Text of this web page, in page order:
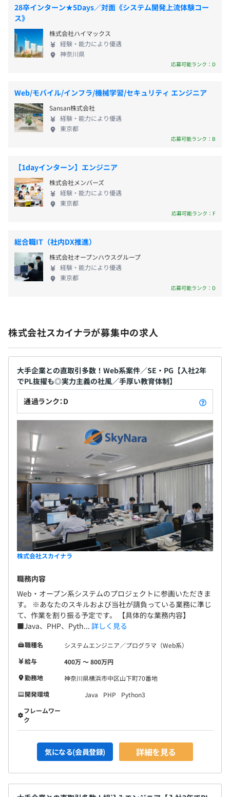
【エンジニアの成長支援制度】
■独自の教育システム
■資格手当
■3カ月間の充実した新人研修
■キャリアステップに応じた技術・管理教育
■成長が伸び悩んでいる中堅層の担当者に再教育を実施
■教育担当部門を設置
∟オンラインで質問等もOK！常に悩んでいる状況をフォ
ローできるよう体制を整えています。
代表やマネジャーによる徹底した現場フォローがあるから
こそ、若手のうちから積極的に挑戦を続けることができま
す。実際に入社1〜2年でPLへ抜擢される例も珍しくあり
ません。年次に関わらず、個人の成果と意欲を正当に評価
実現していただけます。
また、チーム体制でのアサインをはじめ、定期的な面談を
通じてひとりひとりのキャリアに深く寄り添い、悩みや希
望を常に共有し合うことで、現場で孤立させることは決し
【エンジニアファーストな環境】
◆上流工程の案件に挑戦できる
大手企業との直取引案件が多く、Webアプリケーション
開発やクラウド環境のインフラ設計など、上流工程から関
われるプロジェクトが豊富にあるため、「今よりもっとス
キルアップしたい／キャリアアップを目指したい」という
成長意欲の高い方にぴったりの環境です。
◆技術向上が給与UPに直結する
資格取得やスキルアップのための努力を、一時的なお祝い
金だけで終わらせません。取得した資格に応じて、毎月評
価に反映し還元される手当制度を設けています。これは、
エンジニアが日々研鑽を積むことの価値を、会社として正
当に認め、生活の安定と成長のサイクルを支えたいと考え
ているからです。
◆実力主義で早期に活躍できる
目指すのは、単にコードを書く人ではなく、プロジェクト
るプロフェッショナル集団です。実力主義を徹底し、年齢
や入社年数に関わらず、意欲と成果がある方にはどんどん
責任あるポジションを任せていきます。あなたの「やりた
い」という熱意が、会社の未来を創る原動力になります。
に評価する制度を採用しています。
◆評価方法
担当案件での売上実績、社内への貢献度、保有資格、スキ
ル向上への取り組みなどを総合的に判断し、昇給・評価を
おこなっています。
評価基準は明確化しており、定期的な面談を通じてフィー
ドバックをおこなっています。
◆実力主義
【年間休日126日】
■年末年始休暇
■夏季休暇
■年次有給休暇（6カ月経過後の11日付与）
■通勤手当（月額50,000円まで／実費支給）
■家族手当（3,000円以上）
■皆勤手当（5,000円）
■役職手当（5,000円以上）
■成果連動型賞与
請負案件ではプロジェクトの売上・貢献度を評価し、賞与
として還元する成果連動型の制度を導入しています。
対象資格については、一時金ではなく毎月の給与に反映さ
れる資格手当を支給しています。取得後も継続的に支給さ
れるため、スキルアップが安定した収入アップにつながる
仕組みです。
■昇給査定：年1回（3月）※前年度実績：年2回
明確な評価制度を採用しており、自身の努力しだいで早期
の昇給を実現していただけます。
社会保険完備（健康保険・厚生年金加入・雇用保険・労災
保険）
無期雇用
3カ月（条件などの変更はありません）
境づくりに取り組んでいます。 《募集職種》 ■シス
テムエンジニア／プログラマ（Web系） ■組込み・
制御エンジニア ■インフラエンジニア（サーバ／ネ
ットワーク／クラウド） 今後は以下のスキルを有す
るエンジニアを増員したいと考えております。 ■ク
用／自動化） ■データエンジニア／BIエンジニア
（データ基盤構築・分析支援） ■AI／機械学習エン
ジニア（業務効率化・AI活用案件） ■セキュリティ
エンジニア（脆弱性対策・監視・運用改善） ■ロー
コード／業務自動化エンジニア（RPA・業務改善系）
いたします。 ご興味をお持ちの方は、ぜひご応募く
ださい。
28卒インターン★5Days／対面《システム開発上流体験コー
ス》
株式会社ハイマックス
経験・能力により優遇
神奈川県
応募可能ランク：D
Web/モバイル/インフラ/機械学習/セキュリティ エンジニア
Sansan株式会社
経験・能力により優遇
東京都
応募可能ランク：B
【1dayインターン】エンジニア
株式会社メンバーズ
経験・能力により優遇
東京都
応募可能ランク：F
総合職IT（社内DX推進）
株式会社オープンハウスグループ
経験・能力により優遇
東京都
応募可能ランク：D
株式会社スカイナラが募集中の求人
大手企業との直取引多数！Web系案件／SE・PG【入社2年
でPL抜擢も◎実力主義の社風／手厚い教育体制】
通過ランク：D
株式会社スカイナラ
職務内容
Web・オープン系システムのプロジェクトに参画いただきま
す。 ※あなたのスキルおよび当社が請負っている業務に準じ
て、作業を割り振る予定です。 【具体的な業務内容】
■Java、PHP、Pyth... 詳しく見る
職種名
システムエンジニア／プログラマ（Web系）
給与
400万 〜 800万円
勤務地
神奈川県横浜市中区山下町70番地
開発環境
Java PHP
Python3
フレームワー
ク
気になる(会員登録) 詳細を見る